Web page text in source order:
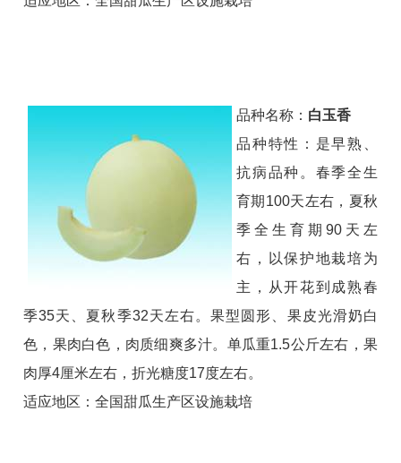
品种名称： 白玉香
品种特性：是早熟、
抗病品种。春季全生
育期100天左右，夏秋
季全生育期90天左
右，以保护地栽培为
主，从开花到成熟春
季35天、夏秋季32天左右。果型圆形、果皮光滑奶白
色，果肉白色，肉质细爽多汁。单瓜重1.5公斤左右，果
肉厚4厘米左右，折光糖度17度左右。
适应地区：全国甜瓜生产区设施栽培